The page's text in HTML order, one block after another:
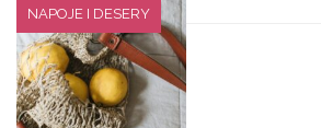
NAPOJE I DESERY